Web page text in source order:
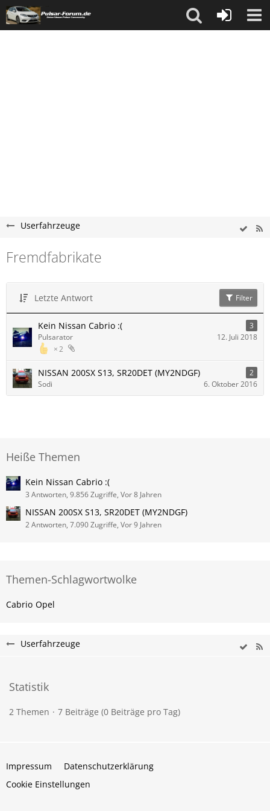
Userfahrzeuge
Fremdfabrikate
Letzte Antwort Filter
Kein Nissan Cabrio :( 3
2
Pulsarator 12. Juli 2018
NISSAN 200SX S13, SR20DET (MY2NDGF)
2
Sodi
6. Oktober 2016
Heiße Themen
Kein Nissan Cabrio :(
3 Antworten, 9.856 Zugriffe, Vor 8 Jahren
NISSAN 200SX S13, SR20DET (MY2NDGF)
2 Antworten, 7.090 Zugriffe, Vor 9 Jahren
Themen-Schlagwortwolke
Cabrio Opel
Userfahrzeuge
Statistik
2 Themen 7 Beiträge (0 Beiträge pro Tag)
Impressum
Datenschutzerklärung
Cookie Einstellungen